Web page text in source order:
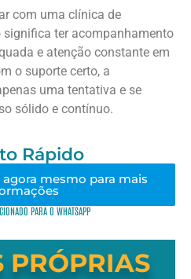
com uma clínica de
significa ter acompanhamento
e atenção constante em
o suporte certo, a
uma tentativa e se
sólido e contínuo.
Rápido
mesmo para mais
PARA O WHATSAPP
PRÓPRIAS